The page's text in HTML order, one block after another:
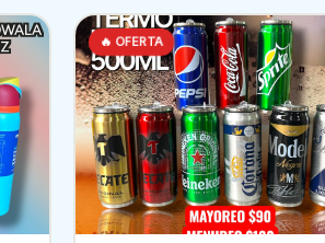
🔥 OFERTA